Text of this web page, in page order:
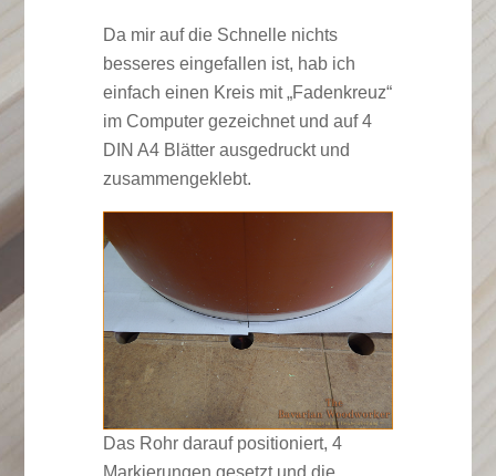
Da mir auf die Schnelle nichts
besseres eingefallen ist, hab ich
einfach einen Kreis mit „Fadenkreuz“
im Computer gezeichnet und auf 4
DIN A4 Blätter ausgedruckt und
zusammengeklebt.
Das Rohr darauf positioniert, 4